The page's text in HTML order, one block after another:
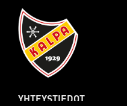
YHTEYSTIEDOT